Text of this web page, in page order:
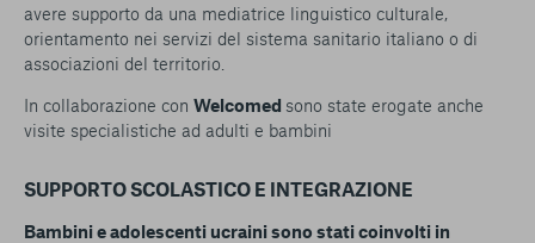
avere supporto da una mediatrice linguistico culturale,
orientamento nei servizi del sistema sanitario italiano o di
associazioni del territorio.
In collaborazione con Welcomed sono state erogate anche
visite specialistiche ad adulti e bambini
SUPPORTO SCOLASTICO E INTEGRAZIONE
Bambini e adolescenti ucraini sono stati coinvolti in